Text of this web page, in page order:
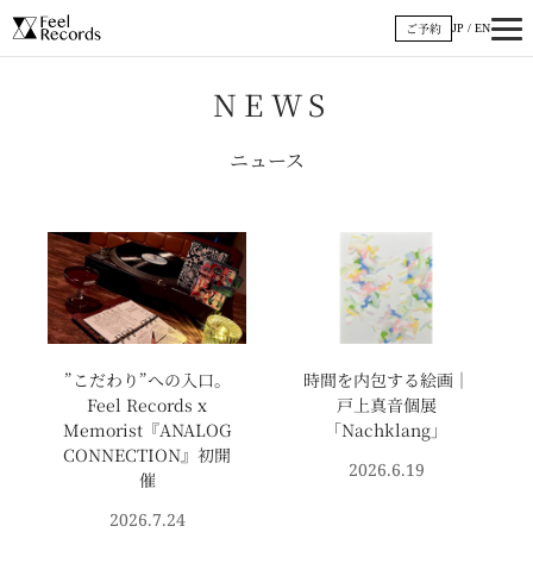
内
容
ご予約 JP / EN
NEWS
ニュース
”こだわり”への入口。
Feel Records x
Memorist『ANALOG
CONNECTION』初開
催
2026.7.24
時間を内包する絵画｜
戸上真音個展
「Nachklang」
2026.6.19
ー
ジ